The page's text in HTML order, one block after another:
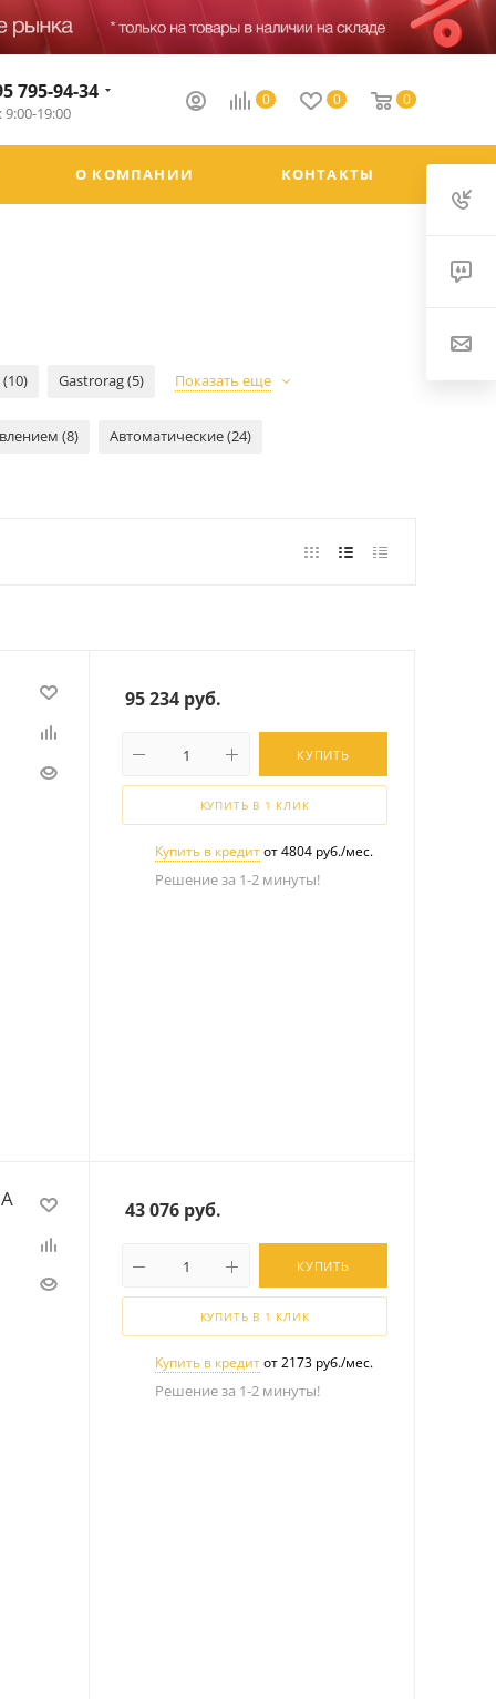
0 0 0
795-94-34
19:00
О КОМПАНИИ КОНТАКТЫ
Gastrorag (5) Показать еще
(8) Автоматические (24)
95 234 руб.
КУПИТЬ
КУПИТЬ В 1 КЛИК
Купить в кредитот 4804 руб./мес.
Решение за 1-2 минуты!
43 076 руб.
КУПИТЬ
КУПИТЬ В 1 КЛИК
Купить в кредитот 2173 руб./мес.
Решение за 1-2 минуты!